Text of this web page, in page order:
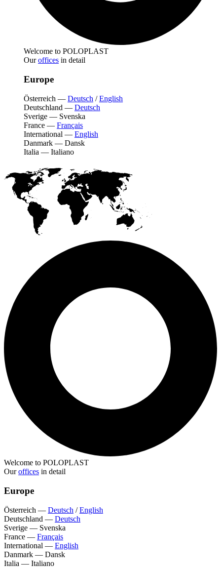
Welcome to POLOPLAST
Ouroffices in detail
Europe
Österreich — Deutsch /English
Deutschland — Deutsch
Sverige — Svenska
France — Français
International — English
Danmark — Dansk
Italia — Italiano
Welcome to POLOPLAST
Ouroffices in detail
Europe
Österreich — Deutsch /English
Deutschland — Deutsch
Sverige — Svenska
France — Français
International — English
Danmark — Dansk
Italia — Italiano